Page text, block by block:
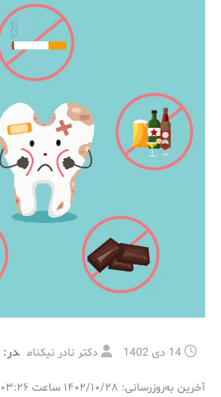
14 دی 1402 دکتر نادر نیکنام در:
آخرین به‌روزرسانی: ۱۴۰۲/۱۰/۲۸ ساعت ۰۳:۲۶